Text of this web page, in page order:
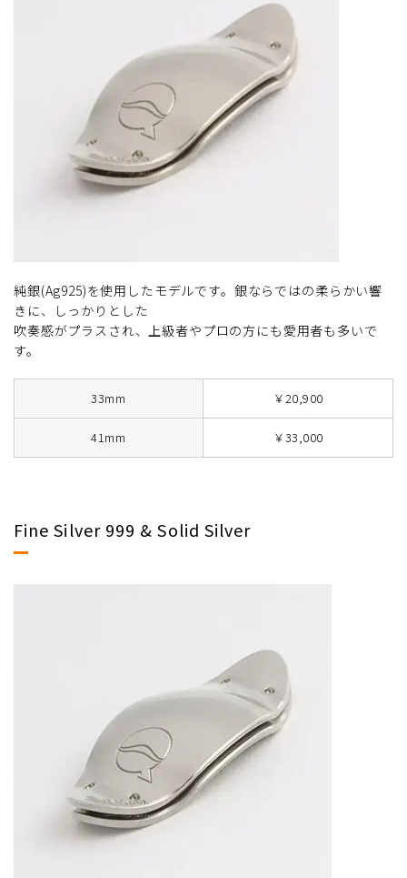
純銀(Ag925)を使用したモデルです。銀ならではの柔らかい響
きに、しっかりとした
吹奏感がプラスされ、上級者やプロの方にも愛用者も多いで
す。
33mm ￥20,900
41mm ￥33,000
Fine Silver 999 & Solid Silver